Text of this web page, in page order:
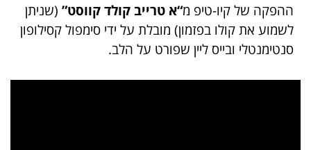
ההפקה של קיו-טיפ מ“א טרייב קולד קווסט” (שניתן
לשמוע את קולו בפזמון) מובלת על ידי סימפול קסילופון
סנטימנטלי ובייס ליין שפורט על הלב.